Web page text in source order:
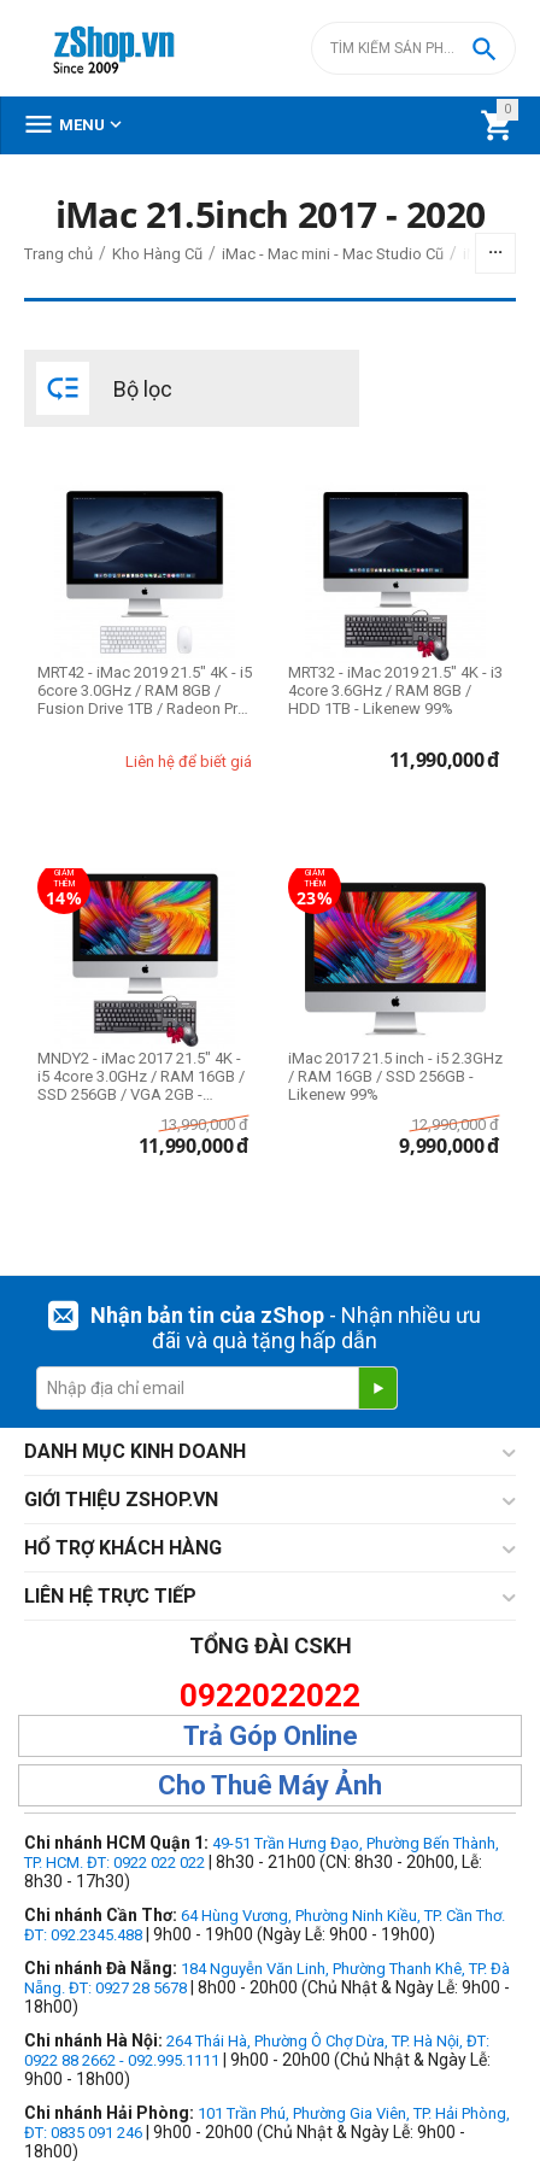
0


 MENU 
2019
2017
CPU Mac
Intel Core i3
Intel Core i5
RAM Mac
8GB
16GB
Ổ cứng SSD
256GB
1TB
Ổ cứng HDD Mac
iMac 21.5inch 2017 - 2020
Trang chủ / Kho Hàng Cũ / iMac - Mac mini - Mac Studio Cũ / iMac Intel
 Bộ lọc
MRT42 - iMac 2019 21.5" 4K - i5
6core 3.0GHz / RAM 8GB /
Fusion Drive 1TB / Radeon Pro
Liên hệ để biết giá
MRT32 - iMac 2019 21.5" 4K - i3
4core 3.6GHz / RAM 8GB /
HDD 1TB - Likenew 99%
11,990,000đ
GIẢM
THÊM
14%
MNDY2 - iMac 2017 21.5" 4K -
i5 4core 3.0GHz / RAM 16GB /
SSD 256GB / VGA 2GB -
13,990,000 đ
11,990,000đ
GIẢM
THÊM
23%
iMac 2017 21.5 inch - i5 2.3GHz
/ RAM 16GB / SSD 256GB -
Likenew 99%
12,990,000 đ
9,990,000đ
Nhận bản tin của zShop- Nhận nhiều ưu
đãi và quà tặng hấp dẫn
DANH MỤC KINH DOANH
GIỚI THIỆU ZSHOP.VN
HỔ TRỢ KHÁCH HÀNG
LIÊN HỆ TRỰC TIẾP
TỔNG ĐÀI CSKH
0922022022
Trả Góp Online
Cho Thuê Máy Ảnh
Chi nhánh HCM Quận 1: 49-51 Trần Hưng Đạo, Phường Bến Thành,
TP. HCM. ĐT: 0922 022 022 | 8h30 - 21h00 (CN: 8h30 - 20h00, Lễ:
8h30 - 17h30)
Chi nhánh Cần Thơ: 64 Hùng Vương, Phường Ninh Kiều, TP. Cần Thơ.
ĐT: 092.2345.488 | 9h00 - 19h00 (Ngày Lễ: 9h00 - 19h00)
Chi nhánh Đà Nẵng: 184 Nguyễn Văn Linh, Phường Thanh Khê, TP. Đà
Nẵng. ĐT: 0927 28 5678 | 8h00 - 20h00 (Chủ Nhật & Ngày Lễ: 9h00 -
18h00)
Chi nhánh Hà Nội: 264 Thái Hà, Phường Ô Chợ Dừa, TP. Hà Nội, ĐT:
0922 88 2662 - 092.995.1111
| 9h00 - 20h00 (Chủ Nhật & Ngày Lễ:
9h00 - 18h00)
Chi nhánh Hải Phòng: 101 Trần Phú, Phường Gia Viên, TP. Hải Phòng,
ĐT: 0835 091 246 | 9h00 - 20h00 (Chủ Nhật & Ngày Lễ: 9h00 -
18h00)